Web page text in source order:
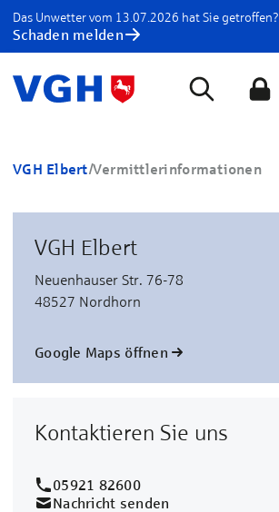
Das Unwetter vom 13.07.2026 hat Sie getroffen?
Schaden melden
VGH Elbert/Vermittlerinformationen
VGH Elbert
Neuenhauser Str. 76-78
48527 Nordhorn
Google Maps öffnen
Kontaktieren Sie uns
05921 82600
Nachricht senden